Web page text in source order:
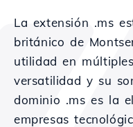
La extensión .ms
británico de
utilidad en
versatilidad y su
dominio .ms es la
empresas